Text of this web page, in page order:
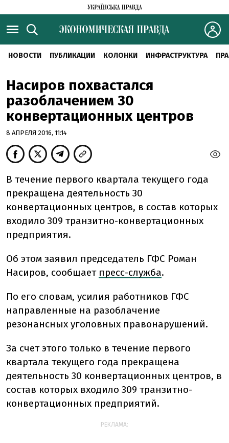
НОВОСТИ ПУБЛИКАЦИИ КОЛОНКИ ИНФРАСТРУКТУРА
Насиров похвастался
разоблачением 30
конвертационных центров
8 АПРЕЛЯ 2016, 11:14
В течение первого квартала текущего года
прекращена деятельность 30
конвертационных центров, в состав которых
входило 309 транзитно-конвертационных
предприятия.
Об этом заявил председатель ГФС Роман
Насиров, сообщает пресс-служба.
По его словам, усилия работников ГФС
направленные на разоблачение
резонансных уголовных правонарушений.
За счет этого только в течение первого
квартала текущего года прекращена
деятельность 30 конвертационных центров, в
состав которых входило 309 транзитно-
конвертационных предприятий.
РЕКЛАМА: